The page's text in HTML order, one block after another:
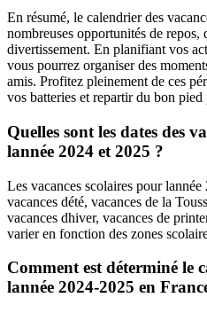
En résumé, le calendrier des
nombreuses opportunités de repos,
divertissement. En planifiant vos
vous pourrez organiser des
amis. Profitez pleinement de ces
vos batteries et repartir du bon
Quelles sont les dates des
lannée 2024 et 2025 ?
Les vacances scolaires pour
vacances dété, vacances de la
vacances dhiver, vacances de
varier en fonction des zones
Comment est déterminé le
lannée 2024-2025 en